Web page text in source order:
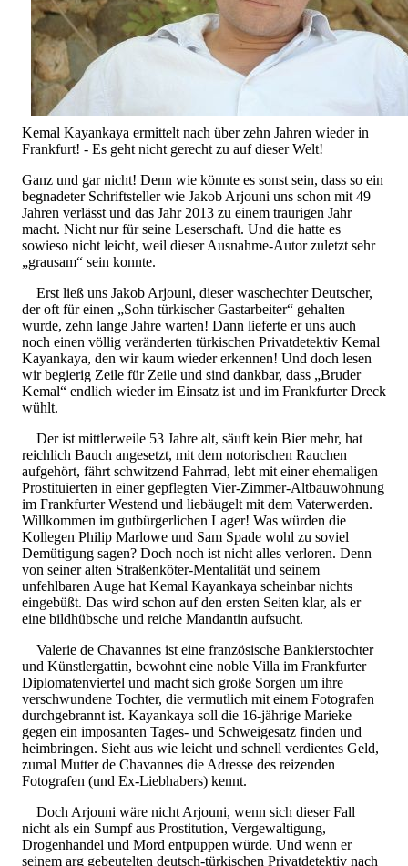
Kemal Kayankaya ermittelt nach über zehn Jahren wieder in
Frankfurt! - Es geht nicht gerecht zu auf dieser Welt!
Ganz und gar nicht! Denn wie könnte es sonst sein, dass so ein
begnadeter Schriftsteller wie Jakob Arjouni uns schon mit 49
Jahren verlässt und das Jahr 2013 zu einem traurigen Jahr
macht. Nicht nur für seine Leserschaft. Und die hatte es
sowieso nicht leicht, weil dieser Ausnahme-Autor zuletzt sehr
„grausam“ sein konnte.
Erst ließ uns Jakob Arjouni, dieser waschechter Deutscher,
der oft für einen „Sohn türkischer Gastarbeiter“ gehalten
wurde, zehn lange Jahre warten! Dann lieferte er uns auch
noch einen völlig veränderten türkischen Privatdetektiv Kemal
Kayankaya, den wir kaum wieder erkennen! Und doch lesen
wir begierig Zeile für Zeile und sind dankbar, dass „Bruder
Kemal“ endlich wieder im Einsatz ist und im Frankfurter Dreck
wühlt.
Der ist mittlerweile 53 Jahre alt, säuft kein Bier mehr, hat
reichlich Bauch angesetzt, mit dem notorischen Rauchen
aufgehört, fährt schwitzend Fahrrad, lebt mit einer ehemaligen
Prostituierten in einer gepflegten Vier-Zimmer-Altbauwohnung
im Frankfurter Westend und liebäugelt mit dem Vaterwerden.
Willkommen im gutbürgerlichen Lager! Was würden die
Kollegen Philip Marlowe und Sam Spade wohl zu soviel
Demütigung sagen? Doch noch ist nicht alles verloren. Denn
von seiner alten Straßenköter-Mentalität und seinem
unfehlbaren Auge hat Kemal Kayankaya scheinbar nichts
eingebüßt. Das wird schon auf den ersten Seiten klar, als er
eine bildhübsche und reiche Mandantin aufsucht.
Valerie de Chavannes ist eine französische Bankierstochter
und Künstlergattin, bewohnt eine noble Villa im Frankfurter
Diplomatenviertel und macht sich große Sorgen um ihre
verschwundene Tochter, die vermutlich mit einem Fotografen
durchgebrannt ist. Kayankaya soll die 16-jährige Marieke
gegen ein imposanten Tages- und Schweigesatz finden und
heimbringen. Sieht aus wie leicht und schnell verdientes Geld,
zumal Mutter de Chavannes die Adresse des reizenden
Fotografen (und Ex-Liebhabers) kennt.
Doch Arjouni wäre nicht Arjouni, wenn sich dieser Fall
nicht als ein Sumpf aus Prostitution, Vergewaltigung,
Drogenhandel und Mord entpuppen würde. Und wenn er
seinem arg gebeutelten deutsch-türkischen Privatdetektiv nach